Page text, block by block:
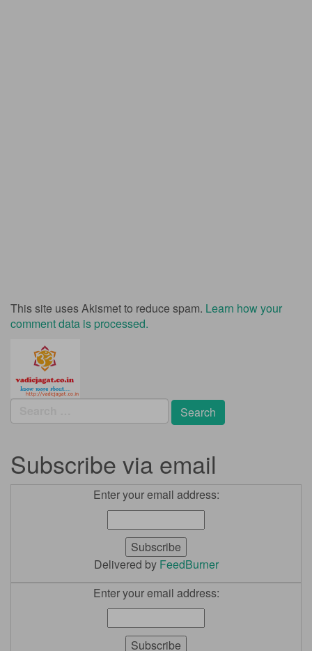
This site uses Akismet to reduce spam. Learn how your
comment data is processed.
Search
for:
Subscribe via email
Enter your email address:
Delivered by FeedBurner
Enter your email address: